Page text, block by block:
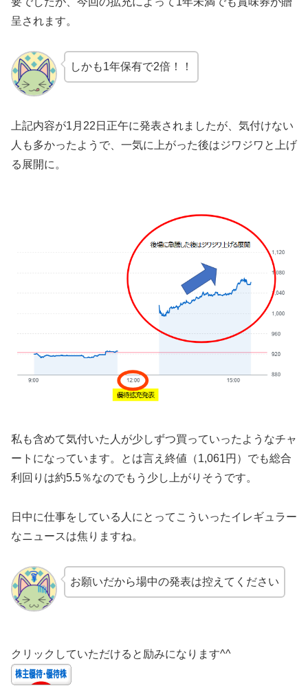
呈されます。
しかも1年保有で2倍！！
上記内容が1月22日正午に発表されましたが、気付けない
人も多かったようで、一気に上がった後はジワジワと上げ
る展開に。
私も含めて気付いた人が少しずつ買っていったようなチャ
ートになっています。とは言え終値（1,061円）でも総合
利回りは約5.5％なのでもう少し上がりそうです。
日中に仕事をしている人にとってこういったイレギュラー
なニュースは焦りますね。
お願いだから場中の発表は控えてください
クリックしていただけると励みになります^^